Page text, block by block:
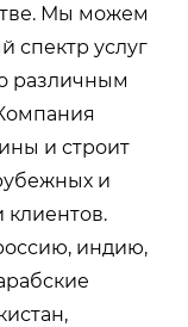
Мы можем
спектр услуг
различным
и строит
и
клиентов.
индию,